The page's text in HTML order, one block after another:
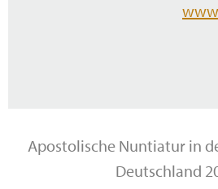
Apostolische Nuntiatur in
Deutschland